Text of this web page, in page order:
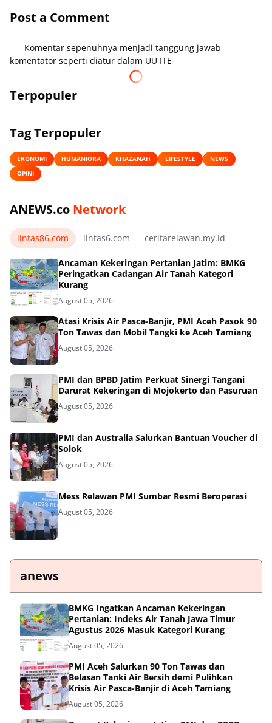
Post a Comment
Komentar sepenuhnya menjadi tanggung jawab
komentator seperti diatur dalam UU ITE
Terpopuler
Tag Terpopuler
EKONOMI HUMANIORA KHAZANAH LIFESTYLE
NEWS
OPINI
ANEWS.co Network
lintas86.com lintas6.com ceritarelawan.my.id
Ancaman Kekeringan Pertanian Jatim: BMKG
Peringatkan Cadangan Air Tanah Kategori
Kurang
August 05, 2026
Atasi Krisis Air Pasca-Banjir, PMI Aceh Pasok 90
Ton Tawas dan Mobil Tangki ke Aceh Tamiang
August 05, 2026
PMI dan BPBD Jatim Perkuat Sinergi Tangani
Darurat Kekeringan di Mojokerto dan Pasuruan
August 05, 2026
PMI dan Australia Salurkan Bantuan Voucher di
Solok
August 05, 2026
Mess Relawan PMI Sumbar Resmi Beroperasi
August 05, 2026
anews
BMKG Ingatkan Ancaman Kekeringan
Pertanian: Indeks Air Tanah Jawa Timur
Agustus 2026 Masuk Kategori Kurang
August 05, 2026
PMI Aceh Salurkan 90 Ton Tawas dan
Belasan Tanki Air Bersih demi Pulihkan
Krisis Air Pasca-Banjir di Aceh Tamiang
August 05, 2026